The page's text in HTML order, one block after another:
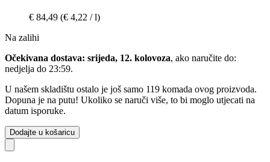
€ 84,49 (€ 4,22 / l)
Na zalihi
Očekivana dostava: srijeda, 12. kolovoza, ako naručite do:
nedjelja do 23:59.
U našem skladištu ostalo je još samo 119 komada ovog proizvoda.
Dopuna je na putu! Ukoliko se naruči više, to bi moglo utjecati na
datum isporuke.
Dodajte u košaricu